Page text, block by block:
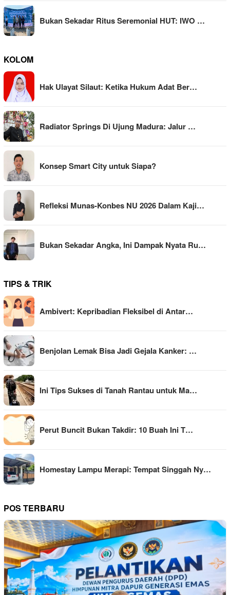
Bukan Sekadar Ritus Seremonial HUT: IWO …
KOLOM
Hak Ulayat Silaut: Ketika Hukum Adat Ber…
Radiator Springs Di Ujung Madura: Jalur …
Konsep Smart City untuk Siapa?
Refleksi Munas-Konbes NU 2026 Dalam Kaji…
Bukan Sekadar Angka, Ini Dampak Nyata Ru…
TIPS & TRIK
Ambivert: Kepribadian Fleksibel di Antar…
Benjolan Lemak Bisa Jadi Gejala Kanker: …
Ini Tips Sukses di Tanah Rantau untuk Ma…
Perut Buncit Bukan Takdir: 10 Buah Ini T…
Homestay Lampu Merapi: Tempat Singgah Ny…
POS TERBARU